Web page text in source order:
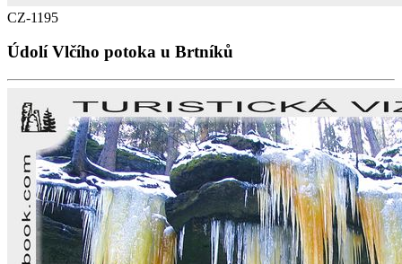
CZ-1195
Údolí Vlčího potoka u Brtníků